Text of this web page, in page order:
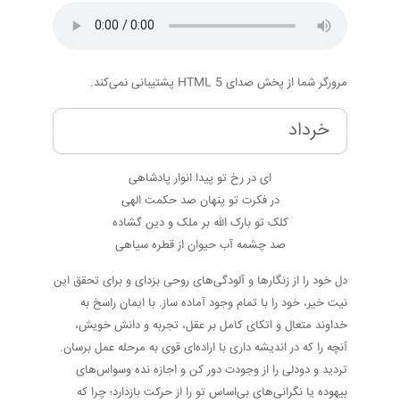
مرورگر شما از پخش صدای HTML 5 پشتیبانی نمی‌کند.
خرداد
ای در رخ تو پیدا انوار پادشاهی
در فکرت تو پنهان صد حکمت الهی
کلک تو بارک الله بر ملک و دین گشاده
صد چشمه آب حیوان از قطره سیاهی
دل خود را از زنگارها و آلودگی‌های روحی بزدای و برای تحقق این
نیت خیر، خود را با تمام وجود آماده ساز. با ایمان راسخ به
خداوند متعال و اتکای کامل بر عقل، تجربه و دانش خویش،
آنچه را که در اندیشه داری با اراده‌ای قوی به مرحله عمل برسان.
تردید و دودلی را از وجودت دور کن و اجازه نده وسواس‌های
بیهوده یا نگرانی‌های بی‌اساس تو را از حرکت بازدارد؛ چرا که